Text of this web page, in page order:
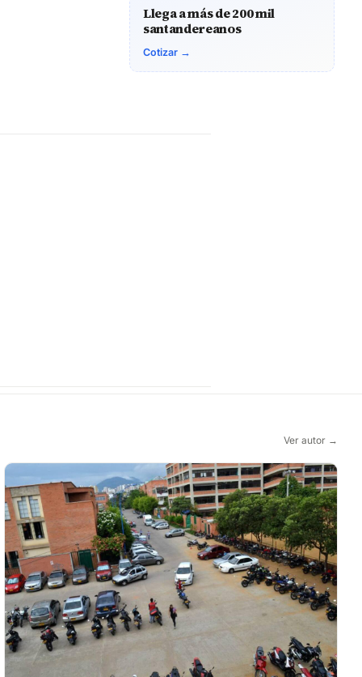
Llega a más de 200 mil
santandereanos
Cotizar →
Ver autor →